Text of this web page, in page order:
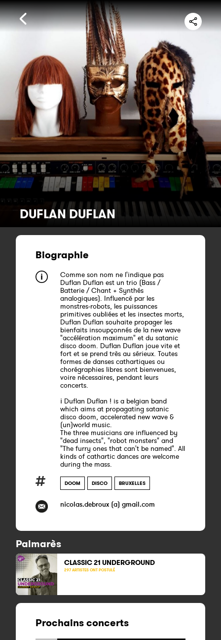
DUFLAN DUFLAN
Biographie
Comme son nom ne l'indique pas
Duflan Duflan est un trio (Bass /
Batterie / Chant + Synthés
analogiques). Influencé par les
monstres-robots, les puissances
primitives oubliées et les insectes morts,
Duflan Duflan souhaite propager les
bienfaits insoupçonnés de la new wave
"accélération maximum" et du satanic
disco doom. Duflan Duflan joue vite et
fort et se prend très au sérieux. Toutes
formes de danses cathartiques ou
chorégraphies libres sont bienvenues,
voire nécessaires, pendant leurs
concerts.
¡ Duflan Duflan ! is a belgian band
which aims at propagating satanic
disco doom, accelerated new wave &
(un)world music.
The three musicians are influenced by
"dead insects", "robot monsters" and
"The furry ones that can't be named". All
kinds of cathartic dances are welcome
during the mass.
DOOM DISCO BRUXELLES
nicolas.debroux (a) gmail.com
Palmarès
CLASSIC 21 UNDERGROUND
297 ARTISTES ONT POSTULÉ
Prochains concerts